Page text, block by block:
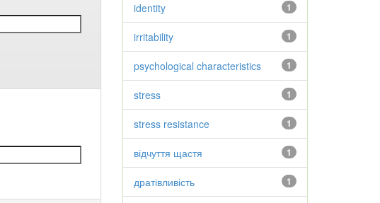
1
identity
1
irritability
1
psychological characteristics
1
stress
1
stress resistance
1
відчуття щастя
1
дратівливість